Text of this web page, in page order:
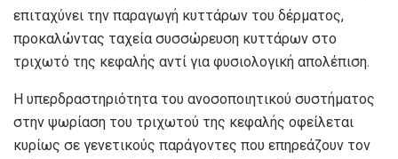
επιταχύνει την παραγωγή κυττάρων του δέρματος,
προκαλώντας ταχεία συσσώρευση κυττάρων στο
τριχωτό της κεφαλής αντί για φυσιολογική απολέπιση.
Η υπερδραστηριότητα του ανοσοποιητικού συστήματος
στην ψωρίαση του τριχωτού της κεφαλής οφείλεται
κυρίως σε γενετικούς παράγοντες που επηρεάζουν τον